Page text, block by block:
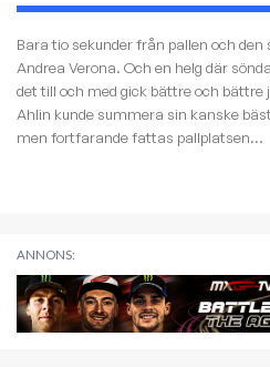
Bara tio sekunder från pallen och
Andrea Verona. Och en helg där
det till och med gick bättre och bättre
Ahlin kunde summera sin kanske
men fortfarande fattas pallplatsen...
ANNONS: